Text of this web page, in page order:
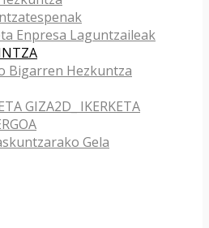
Enpresa Laguntzaileak
Bigarren Hezkuntza
GIZA2D_ IKERKETA
Gela